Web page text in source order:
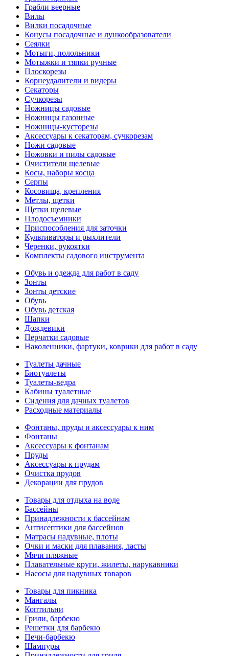
Грабли веерные
Вилы
Вилки посадочные
Конусы посадочные и лункообразователи
Сеялки
Мотыги, полольники
Мотыжки и тяпки ручные
Плоскорезы
Корнеудалители и видеры
Секаторы
Сучкорезы
Ножницы садовые
Ножницы газонные
Ножницы-кусторезы
Аксессуары к секаторам, сучкорезам
Ножи садовые
Ножовки и пилы садовые
Очистители щелевые
Косы, наборы косца
Серпы
Косовища, крепления
Метлы, щетки
Щетки щелевые
Плодосъемники
Приспособления для заточки
Культиваторы и рыхлители
Черенки, рукоятки
Комплекты садового инструмента
Обувь и одежда для работ в саду
Зонты
Зонты детские
Обувь
Обувь детская
Шапки
Дождевики
Перчатки садовые
Наколенники, фартуки, коврики для работ в саду
Туалеты дачные
Биотуалеты
Туалеты-ведра
Кабины туалетные
Сидения для дачных туалетов
Расходные материалы
Фонтаны, пруды и аксессуары к ним
Фонтаны
Аксессуары к фонтанам
Пруды
Аксессуары к прудам
Очистка прудов
Декорации для прудов
Товары для отдыха на воде
Бассейны
Принадлежности к бассейнам
Антисептики для бассейнов
Матраcы надувные, плоты
Очки и маски для плавания, ласты
Мячи пляжные
Плавательные круги, жилеты, нарукавники
Насосы для надувных товаров
Товары для пикника
Мангалы
Коптильни
Грили, барбекю
Решетки для барбекю
Печи-барбекю
Шампуры